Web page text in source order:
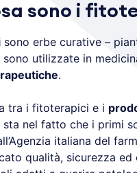
sono i
sono erbe curative –
sono utilizzate in
.
tra i fitoterapici e i
sta nel fatto che i primi
italiana del
qualità, sicurezza ed